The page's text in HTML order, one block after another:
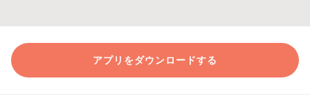
アプリをダウンロードする